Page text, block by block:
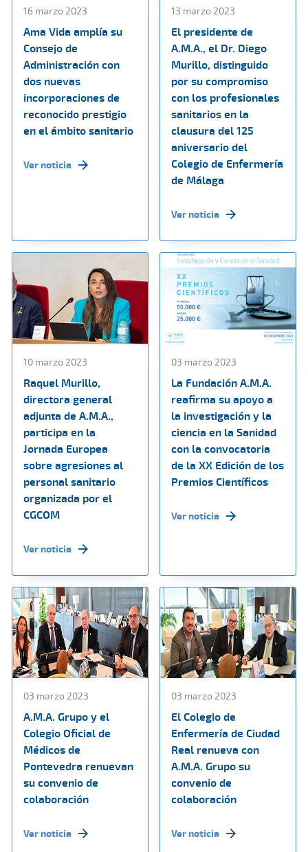
16 marzo 2023
Ama Vida amplía su
Consejo de
Administración con
dos nuevas
incorporaciones de
reconocido prestigio
en el ámbito sanitario
Ver noticia
13 marzo 2023
El presidente de
A.M.A., el Dr. Diego
Murillo, distinguido
por su compromiso
con los profesionales
sanitarios en la
clausura del 125
aniversario del
Colegio de Enfermería
de Málaga
Ver noticia
10 marzo 2023
Raquel Murillo,
directora general
adjunta de A.M.A.,
participa en la
Jornada Europea
sobre agresiones al
personal sanitario
organizada por el
CGCOM
Ver noticia
03 marzo 2023
La Fundación A.M.A.
reafirma su apoyo a
la investigación y la
ciencia en la Sanidad
con la convocatoria
de la XX Edición de los
Premios Científicos
Ver noticia
03 marzo 2023
A.M.A. Grupo y el
Colegio Oficial de
Médicos de
Pontevedra renuevan
su convenio de
colaboración
Ver noticia
03 marzo 2023
El Colegio de
Enfermería de Ciudad
Real renueva con
A.M.A. Grupo su
convenio de
colaboración
Ver noticia